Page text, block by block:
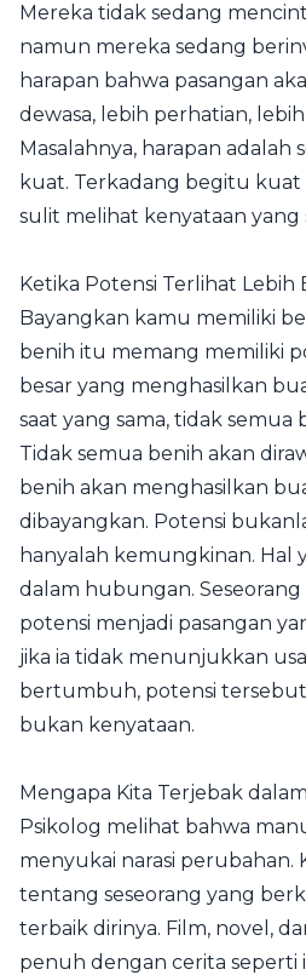
Mereka tidak sedang
namun mereka sedang
harapan bahwa pasangan
dewasa, lebih perhatian,
Masalahnya, harapan adalah
kuat. Terkadang begitu
sulit melihat kenyataan yang
Ketika Potensi Terlihat Lebih
Bayangkan kamu memiliki
benih itu memang memiliki
besar yang menghasilkan
saat yang sama, tidak
Tidak semua benih akan
benih akan menghasilkan
dibayangkan. Potensi
hanyalah kemungkinan. Hal
dalam hubungan.
potensi menjadi pasangan
jika ia tidak menunjukkan
bertumbuh, potensi
bukan kenyataan.
Mengapa Kita Terjebak
Psikolog melihat bahwa
menyukai narasi perubahan.
tentang seseorang yang
terbaik dirinya. Film, novel,
penuh dengan cerita seperti